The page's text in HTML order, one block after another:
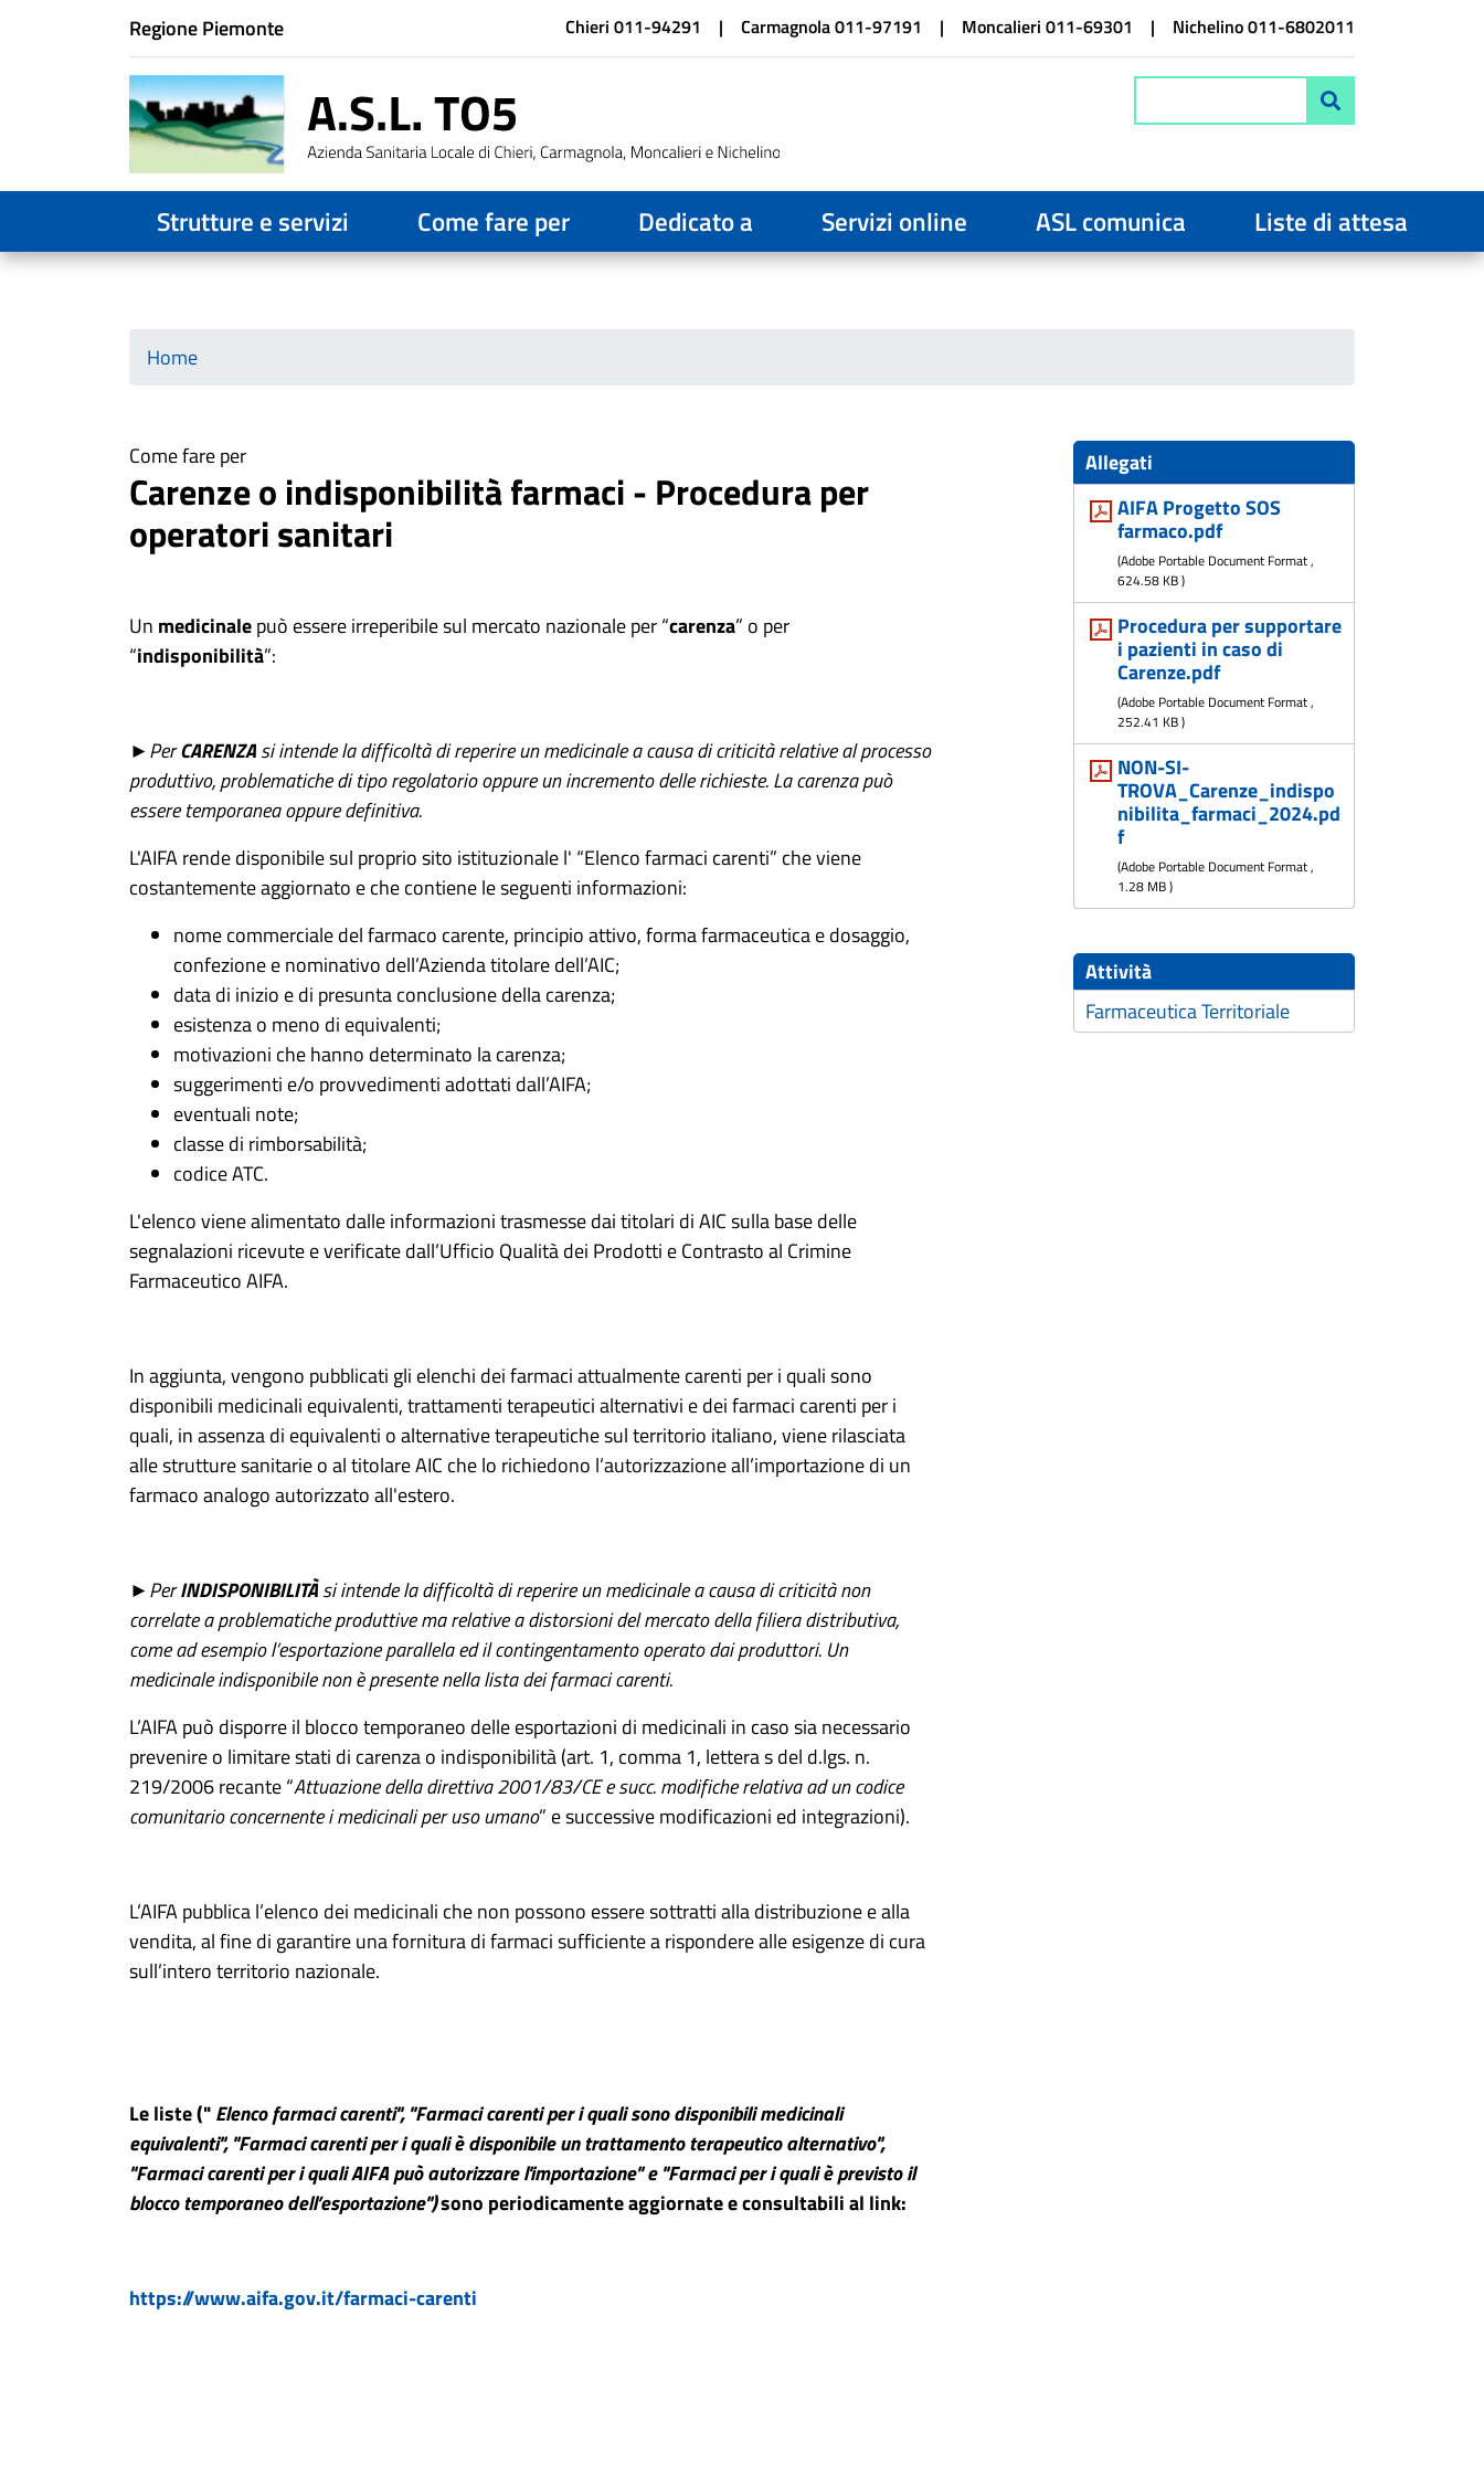
Salta
al
Istituzione di appartenenza
Regione Piemonte Chieri 011-94291 Carmagnola 011-97191 Moncalieri 011-69301 Nichelino 011-6802011
Strutture e servizi Come fare per Dedicato a Servizi online ASL comunica Liste di attesa
Home
Come fare per
Carenze o indisponibilità farmaci - Procedura per
operatori sanitari
Un medicinalepuò essere irreperibile sul mercato nazionale per “carenza” o per
“indisponibilità”:
►PerCARENZAsi intende la difficoltà di reperire un medicinale a causa di criticità relative al processo
produttivo, problematiche di tipo regolatorio oppure un incremento delle richieste. La carenza può
essere temporanea oppure definitiva.
L'AIFA rende disponibile sul proprio sito istituzionale l' “Elenco farmaci carenti” che viene
costantemente aggiornato e che contiene le seguenti informazioni:
nome commerciale del farmaco carente, principio attivo, forma farmaceutica e dosaggio,
confezione e nominativo dell’Azienda titolare dell’AIC;
data di inizio e di presunta conclusione della carenza;
esistenza o meno di equivalenti;
motivazioni che hanno determinato la carenza;
suggerimenti e/o provvedimenti adottati dall’AIFA;
eventuali note;
classe di rimborsabilità;
codice ATC.
L'elenco viene alimentato dalle informazioni trasmesse dai titolari di AIC sulla base delle
segnalazioni ricevute e verificate dall’Ufficio Qualità dei Prodotti e Contrasto al Crimine
Farmaceutico AIFA.
In aggiunta, vengono pubblicati gli elenchi dei farmaci attualmente carenti per i quali sono
disponibili medicinali equivalenti, trattamenti terapeutici alternativi e dei farmaci carenti per i
quali, in assenza di equivalenti o alternative terapeutiche sul territorio italiano, viene rilasciata
alle strutture sanitarie o al titolare AIC che lo richiedono l’autorizzazione all’importazione di un
farmaco analogo autorizzato all'estero.
►PerINDISPONIBILITÀsi intende la difficoltà di reperire un medicinale a causa di criticità non
correlate a problematiche produttive ma relative a distorsioni del mercato della filiera distributiva,
come ad esempio l’esportazione parallela ed il contingentamento operato dai produttori. Un
medicinale indisponibile non è presente nella lista dei farmaci carenti.
L’AIFA può disporre il blocco temporaneo delle esportazioni di medicinali in caso sia necessario
prevenire o limitare stati di carenza o indisponibilità (art. 1, comma 1, lettera s del d.lgs. n.
219/2006 recante “Attuazione della direttiva 2001/83/CE e succ. modifiche relativa ad un codice
comunitario concernente i medicinali per uso umano” e successive modificazioni ed integrazioni).
L’AIFA pubblica l’elenco dei medicinali che non possono essere sottratti alla distribuzione e alla
vendita, al fine di garantire una fornitura di farmaci sufficiente a rispondere alle esigenze di cura
sull’intero territorio nazionale.
Le liste ("Elenco farmaci carenti", "Farmaci carenti per i quali sono disponibili medicinali
equivalenti", "Farmaci carenti per i quali è disponibile un trattamento terapeutico alternativo",
"Farmaci carenti per i quali AIFA può autorizzare l'importazione" e "Farmaci per i quali è previsto il
blocco temporaneo dell’esportazione")sono periodicamente aggiornate e consultabili al link:
https://www.aifa.gov.it/farmaci-carenti
Allegati
AIFA Progetto SOS
farmaco.pdf
(Adobe Portable Document Format,
624.58 KB)
Procedura per supportare
i pazienti in caso di
Carenze.pdf
(Adobe Portable Document Format,
252.41 KB)
NON-SI-
TROVA_Carenze_indispo
nibilita_farmaci_2024.pd
f
(Adobe Portable Document Format,
1.28 MB)
Attività
Farmaceutica Territoriale